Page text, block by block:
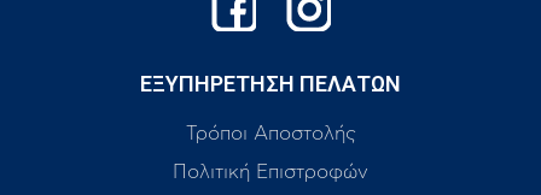
ΕΞΥΠΗΡΕΤΗΣΗ ΠΕΛΑΤΩΝ
Τρόποι Αποστολής
Πολιτική Επιστροφών